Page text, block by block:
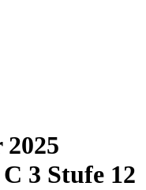
2025
3 Stufe 12